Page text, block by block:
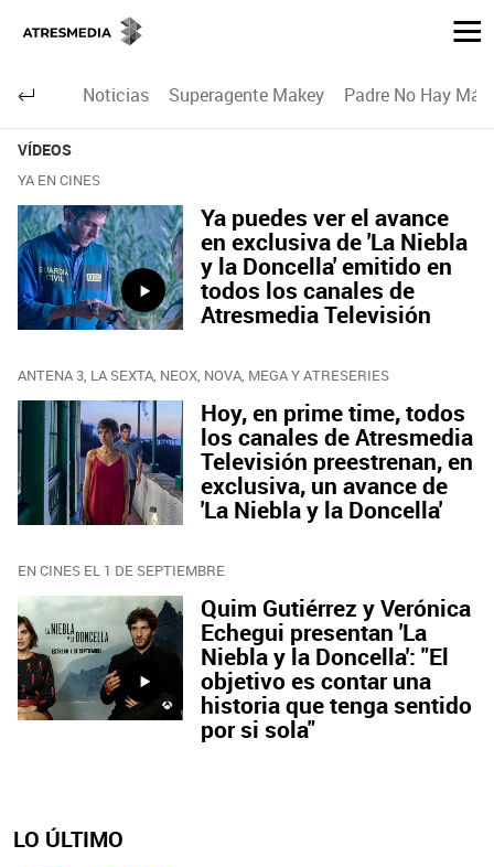
Noticias Superagente Makey Padre No Hay
VÍDEOS
YA EN CINES
Ya puedes ver el avance
en exclusiva de 'La Niebla
y la Doncella' emitido en
todos los canales de
Atresmedia Televisión
ANTENA 3, LA SEXTA, NEOX, NOVA, MEGA Y ATRESERIES
Hoy, en prime time, todos
los canales de Atresmedia
Televisión preestrenan, en
exclusiva, un avance de
'La Niebla y la Doncella'
EN CINES EL 1 DE SEPTIEMBRE
Quim Gutiérrez y Verónica
Echegui presentan 'La
Niebla y la Doncella': "El
objetivo es contar una
historia que tenga sentido
por si sola"
LO ÚLTIMO